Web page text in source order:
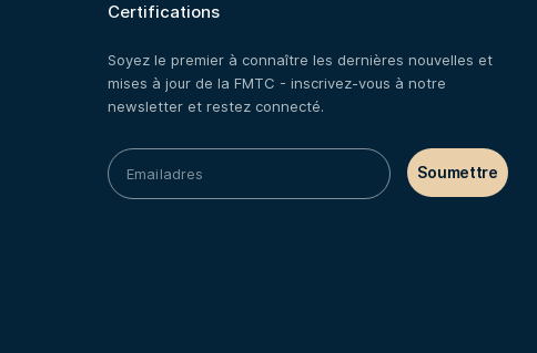
Certifications
Soyez le premier à connaître les dernières nouvelles et
mises à jour de la FMTC - inscrivez-vous à notre
newsletter et restez connecté.